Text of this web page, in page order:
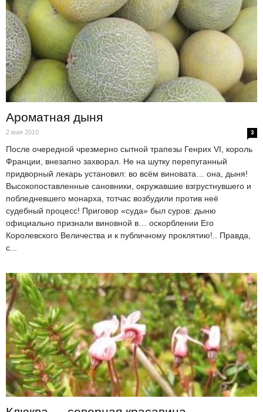
Ароматная дыня
2 мая 2010 3
После очередной чрезмерно сытной трапезы Генрих VI, король
Франции, внезапно захворал. Не на шутку перепуганный
придворный лекарь установил: во всём виновата… она, дыня!
Высокопоставленные сановники, окружавшие взгрустнувшего и
побледневшего монарха, тотчас возбудили против неё
судебный процесс! Приговор «суда» был суров: дыню
официально признали виновной в… оскорблении Его
Королевского Величества и к публичному проклятию!.. Правда,
с...